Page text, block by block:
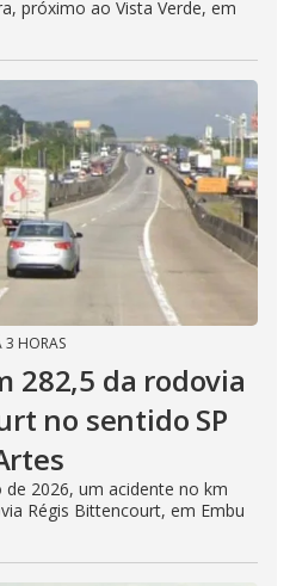
próximo ao Vista Verde, em
3 HORAS
282,5 da rodovia
no sentido SP
2026, um acidente no km
Régis Bittencourt, em Embu